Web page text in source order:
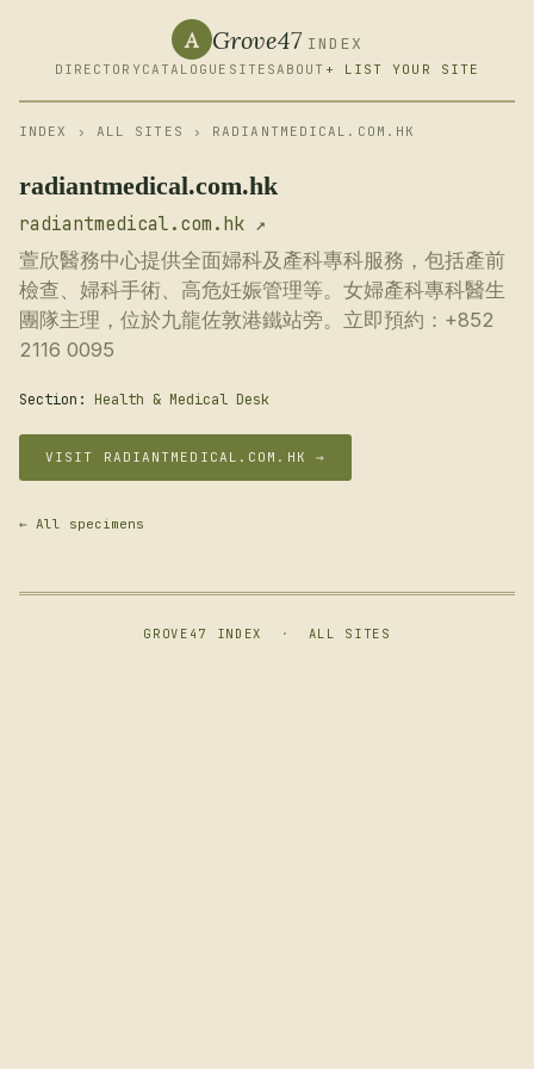
A Grove47 INDEX
DIRECTORY CATALOGUE SITESABOUT + LIST YOUR SITE
INDEX › ALL SITES › RADIANTMEDICAL.COM.HK
radiantmedical.com.hk
radiantmedical.com.hk ↗
萱欣醫務中心提供全面婦科及產科專科服務，包括產前
檢查、婦科手術、高危妊娠管理等。女婦產科專科醫生
團隊主理，位於九龍佐敦港鐵站旁。立即預約：+852
2116 0095
Section: Health & Medical Desk
VISIT RADIANTMEDICAL.COM.HK →
← All specimens
GROVE47 INDEX · ALL SITES